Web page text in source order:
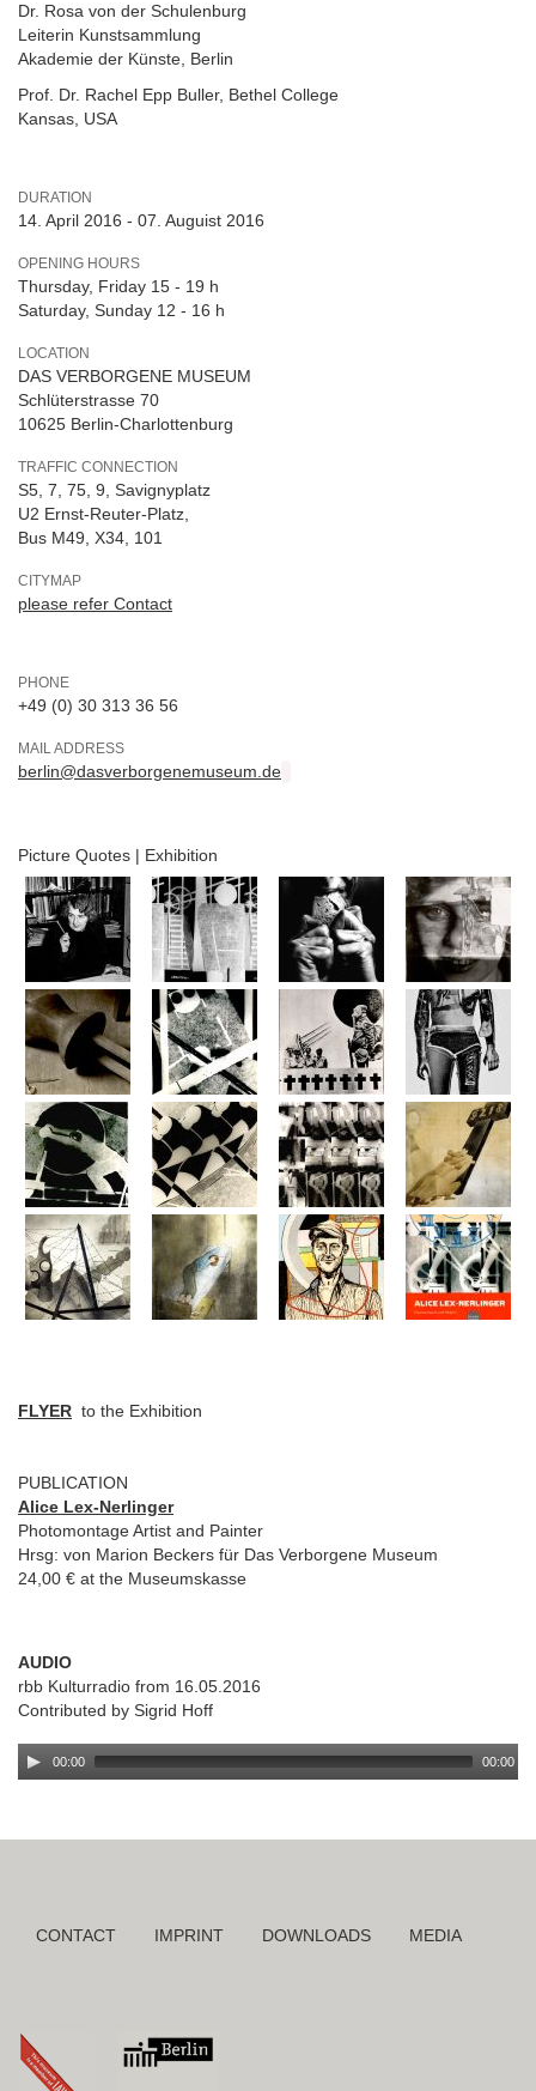
Dr. Rosa von der Schulenburg
Leiterin Kunstsammlung
Akademie der Künste, Berlin
Prof. Dr. Rachel Epp Buller, Bethel College
Kansas, USA
DURATION
14. April 2016 - 07. Auguist 2016
OPENING HOURS
Thursday, Friday 15 - 19 h
Saturday, Sunday 12 - 16 h
LOCATION
DAS VERBORGENE MUSEUM
Schlüterstrasse 70
10625 Berlin-Charlottenburg
TRAFFIC CONNECTION
S5, 7, 75, 9, Savignyplatz
U2 Ernst-Reuter-Platz,
Bus M49, X34, 101
CITYMAP
please refer Contact
PHONE
+49 (0) 30 313 36 56
MAIL ADDRESS
berlin@dasverborgenemuseum.de
Picture Quotes | Exhibition
FLYER to the Exhibition
PUBLICATION
Alice Lex-Nerlinger
Photomontage Artist and Painter
Hrsg: von Marion Beckers für Das Verborgene Museum
24,00 € at the Museumskasse
AUDIO
rbb Kulturradio from 16.05.2016
Contributed by Sigrid Hoff
00:00 00:00
navigation
CONTACT IMPRINT DOWNLOADS MEDIA